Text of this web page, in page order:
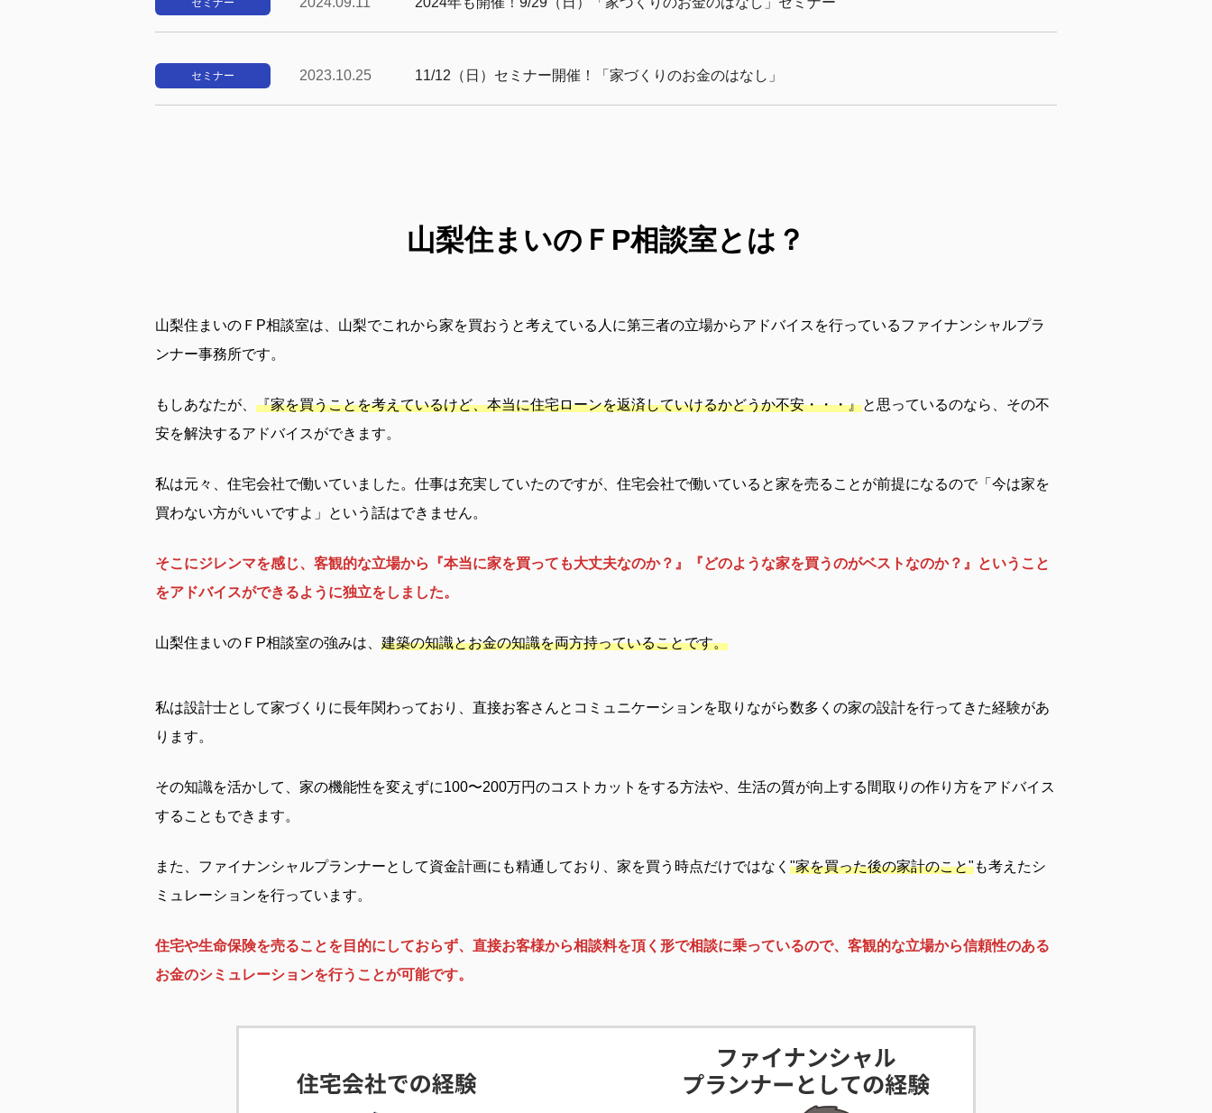
セミナー
セミナー 2023.10.25 11/12（日）セミナー開催！「家づくりのお金のはなし」
山梨住まいのＦP相談室とは？
山梨住まいのＦP相談室は、山梨でこれから家を買おうと考えている人に第三者の立場からアドバイスを行っているファイナンシャルプラ
ンナー事務所です。
もしあなたが、 『家を買うことを考えているけど、本当に住宅ローンを返済していけるかどうか不安・・・』と思っているのなら、その不
安を解決するアドバイスができます。
私は元々、住宅会社で働いていました。仕事は充実していたのですが、住宅会社で働いていると家を売ることが前提になるので「今は家を
買わない方がいいですよ」という話はできません。
そこにジレンマを感じ、客観的な立場から『本当に家を買っても大丈夫なのか？』『どのような家を買うのがベストなのか？』ということ
をアドバイスができるように独立をしました。
山梨住まいのＦP相談室の強みは、 建築の知識とお金の知識を両方持っていることです。
私は設計士として家づくりに長年関わっており、直接お客さんとコミュニケーションを取りながら数多くの家の設計を行ってきた経験があ
ります。
その知識を活かして、家の機能性を変えずに100〜200万円のコストカットをする方法や、生活の質が向上する間取りの作り方をアドバイス
することもできます。
また、ファイナンシャルプランナーとして資金計画にも精通しており、家を買う時点だけではなく "家を買った後の家計のこと"も考えたシ
ミュレーションを行っています。
住宅や生命保険を売ることを目的にしておらず、直接お客様から相談料を頂く形で相談に乗っているので、客観的な立場から信頼性のある
お金のシミュレーションを行うことが可能です。